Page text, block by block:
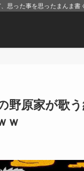
思った事を思ったまんま書
野原家が歌
ｗ